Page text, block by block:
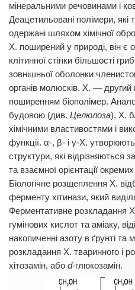
мінеральними речовинами і
Деацетильовані полімери,
одержані шляхом хімічної
Х. поширений у природі, він є
клітинної стінки більшості
зовнішньої оболонки
органів молюсків. Х. — другий
поширенням біополімер.
будовою (див. Целюлоза), Х.
хімічними властивостями і
функції. α-, β- і γ-Х.
структури, які відрізняються
та взаємної орієнтації
Біологічне розщеплення Х.
ферменту хітинази, який
Ферментативне розкладання
гумінових кислот та аміаку,
накопиченні азоту в ґрунті та
розкладання Х. тваринного і
хітозамін, або d-глюкозамін.